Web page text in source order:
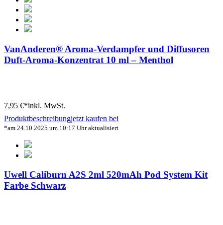
VanAnderen® Aroma-Verdampfer und Diffusoren
Duft-Aroma-Konzentrat 10 ml – Menthol
7,95 €*inkl. MwSt.
Produktbeschreibungjetzt kaufen bei
*am 24.10.2025 um 10:17 Uhr aktualisiert
Uwell Caliburn A2S 2ml 520mAh Pod System Kit
Farbe Schwarz